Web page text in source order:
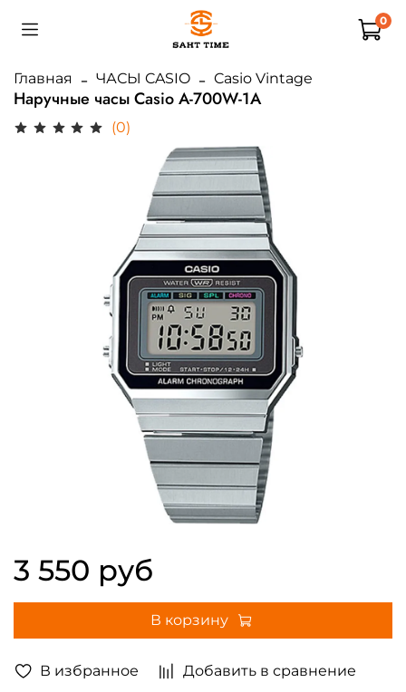
0
Главная ЧАСЫ CASIO Casio Vintage
Наручные часы Casio A-700W-1A
(0)
В избранное Добавить в сравнение
3 550 руб
В корзину